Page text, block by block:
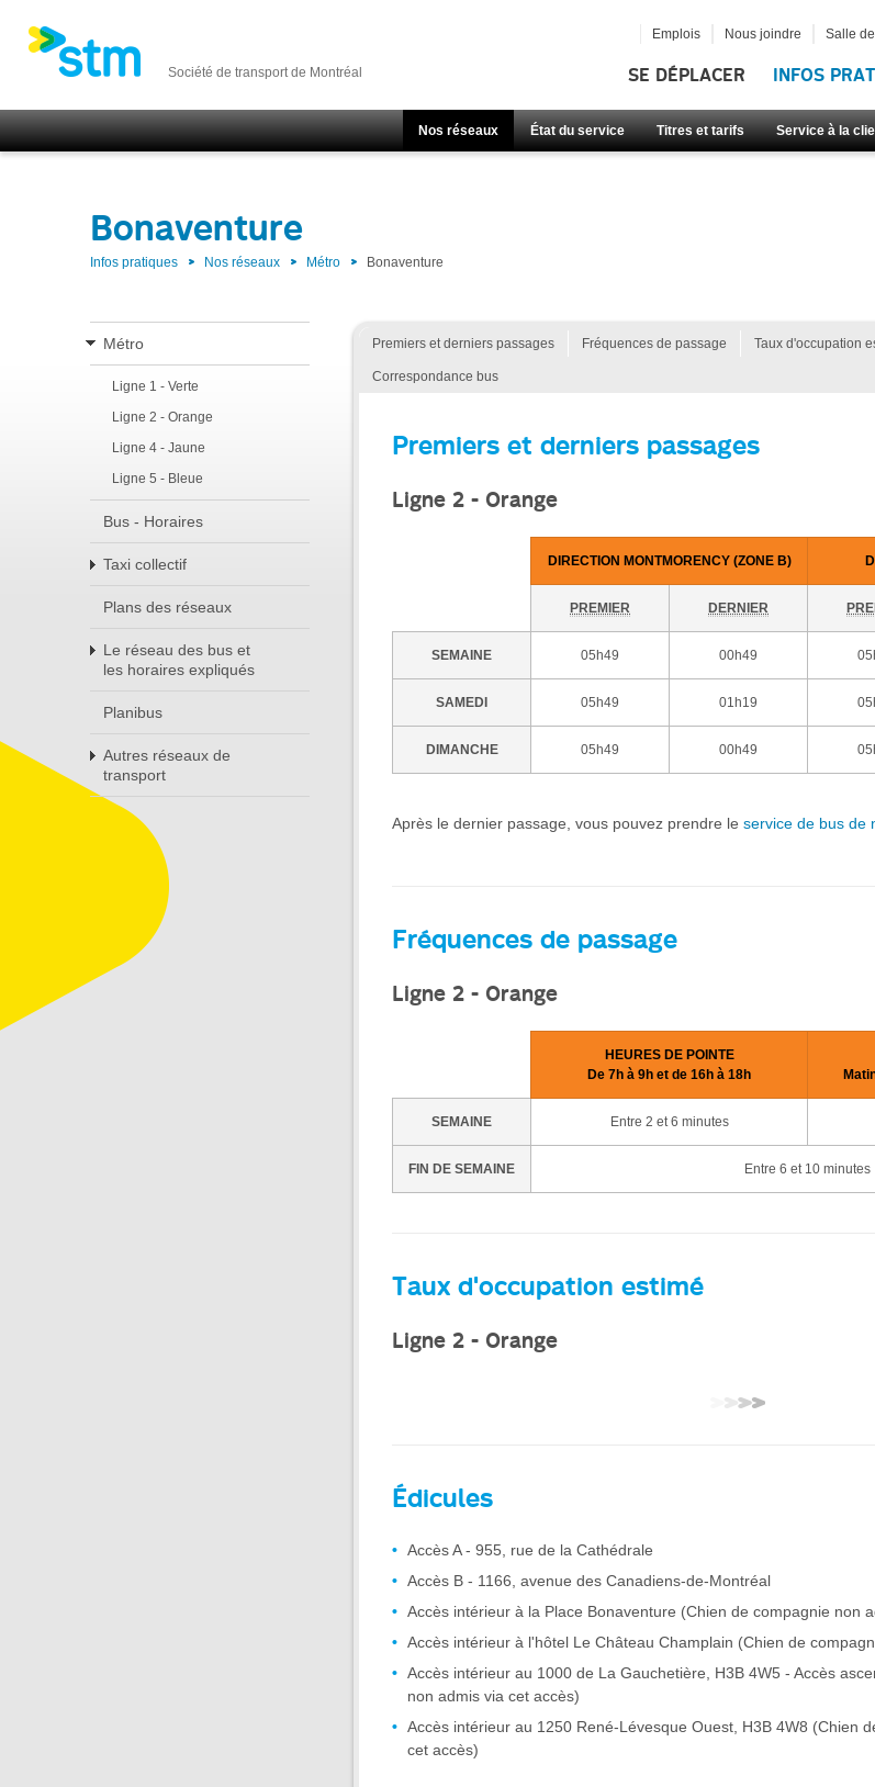
Société de transport de Montréal SE DÉPLACER INFOS
Nos réseaux État du service Titres et tarifs Service à la
Emplois Nous joindre Salle
Bonaventure
Infos pratiques Nos réseaux Métro Bonaventure
Métro
Ligne 1 - Verte
Ligne 2 - Orange
Ligne 4 - Jaune
Ligne 5 - Bleue
Bus - Horaires
Taxi collectif
Plans des réseaux
Le réseau des bus et
les horaires expliqués
Planibus
Autres réseaux de
transport
Premiers et derniers passages Fréquences de passage Taux d'occupation
Correspondance bus
Premiers et derniers passages
Ligne 2 - Orange
DIRECTION MONTMORENCY (ZONE B)
PREMIER DERNIER
SEMAINE 05h49 00h49
SAMEDI 05h49 01h19
DIMANCHE 05h49 00h49
Après le dernier passage, vous pouvez prendre le service de bus de
Fréquences de passage
Ligne 2 - Orange
HEURES DE POINTE
De 7h à 9h et de 16h à 18h
SEMAINE Entre 2 et 6 minutes
FIN DE SEMAINE Entre 6 et 10 minutes
Taux d'occupation estimé
Ligne 2 - Orange
Édicules
Accès A - 955, rue de la Cathédrale
Accès B - 1166, avenue des Canadiens-de-Montréal
Accès intérieur à la Place Bonaventure (Chien de compagnie non
Accès intérieur à l'hôtel Le Château Champlain (Chien de
Accès intérieur au 1000 de La Gauchetière, H3B 4W5 - Accès
non admis via cet accès)
Accès intérieur au 1250 René-Lévesque Ouest, H3B 4W8 (Chien
cet accès)